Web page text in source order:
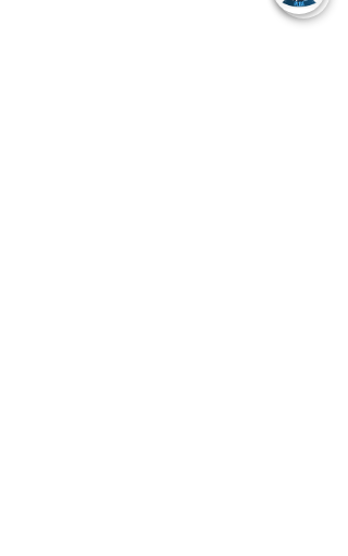
Segunda a Sexta: das 06h30 – 17h